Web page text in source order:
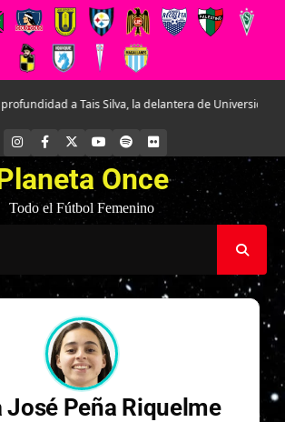
a Tais Silva, la delantera de Universidad
INSTAGRAM
FACEBOOK YOUTUBE
SPOTIFYFLICKR
Once
Todo el Fútbol Femenino
José Peña Riquelme